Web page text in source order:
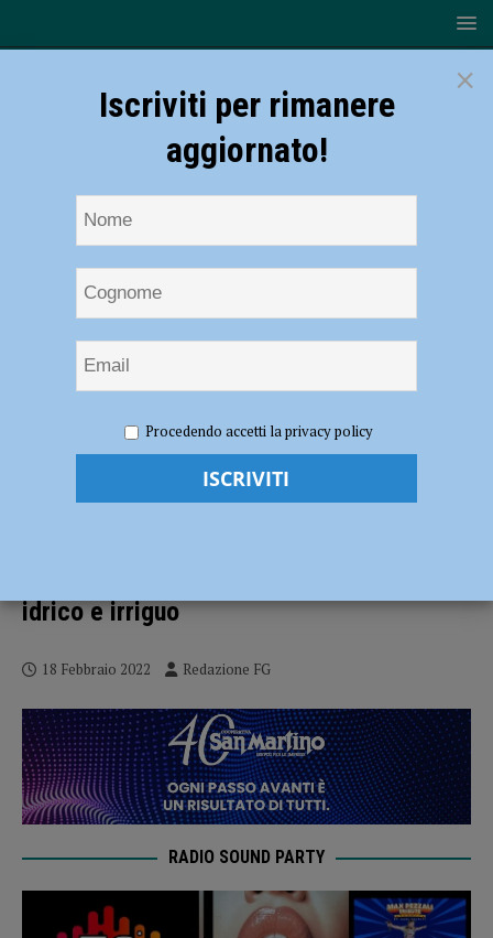
gli agricoltori piacentini: “In arrivo 68 milioni di euro da investire nel
territorio”. Focus su sistema idrico e irriguo
La Regione incontra gli agricoltori
idrico e irriguo
18 Febbraio 2022 Redazione FG
RADIO SOUND PARTY
×
Iscriviti per rimanere
aggiornato!
Procedendo accetti la privacy policy